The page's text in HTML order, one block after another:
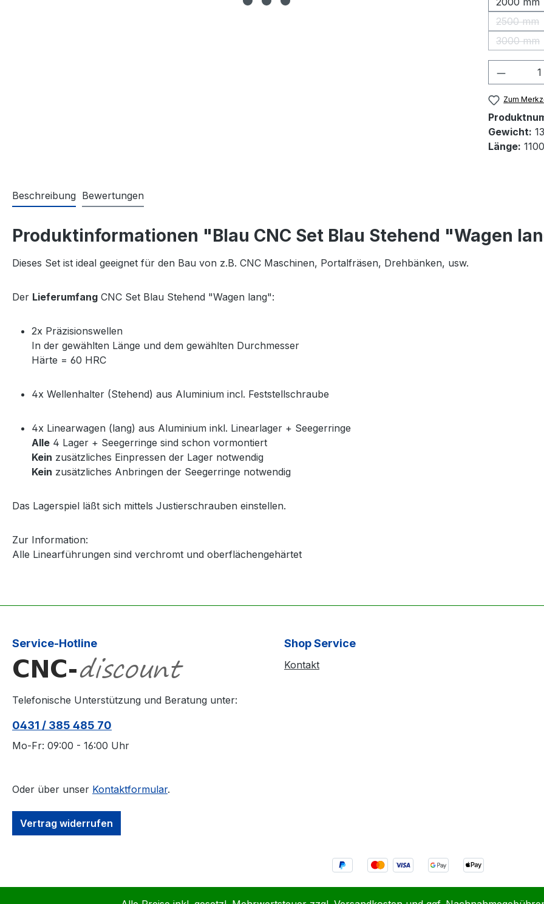
2500 mm
3000 mm
Zum
Gewicht:
Länge:
Beschreibung Bewertungen
Produktinformationen "Blau CNC Set Blau Stehend "Wagen
Dieses Set ist ideal geeignet für den Bau von z.B. CNC Maschinen, Portalfräsen, Drehbänken, usw.
Der Lieferumfang CNC Set Blau Stehend "Wagen lang":
2x Präzisionswellen
In der gewählten Länge und dem gewählten Durchmesser
Härte = 60 HRC
4x Wellenhalter (Stehend) aus Aluminium incl. Feststellschraube
4x Linearwagen (lang) aus Aluminium inkl. Linearlager + Seegerringe
Alle 4 Lager + Seegerringe sind schon vormontiert
Kein zusätzliches Einpressen der Lager notwendig
Kein zusätzliches Anbringen der Seegerringe notwendig
Das Lagerspiel läßt sich mittels Justierschrauben einstellen.
Zur Information:
Alle Linearführungen sind verchromt und oberflächengehärtet
Service-Hotline
Telefonische Unterstützung und Beratung unter:
0431 / 385 485 70
Mo-Fr: 09:00 - 16:00 Uhr
Oder über unser Kontaktformular.
Vertrag widerrufen
Shop Service
Kontakt